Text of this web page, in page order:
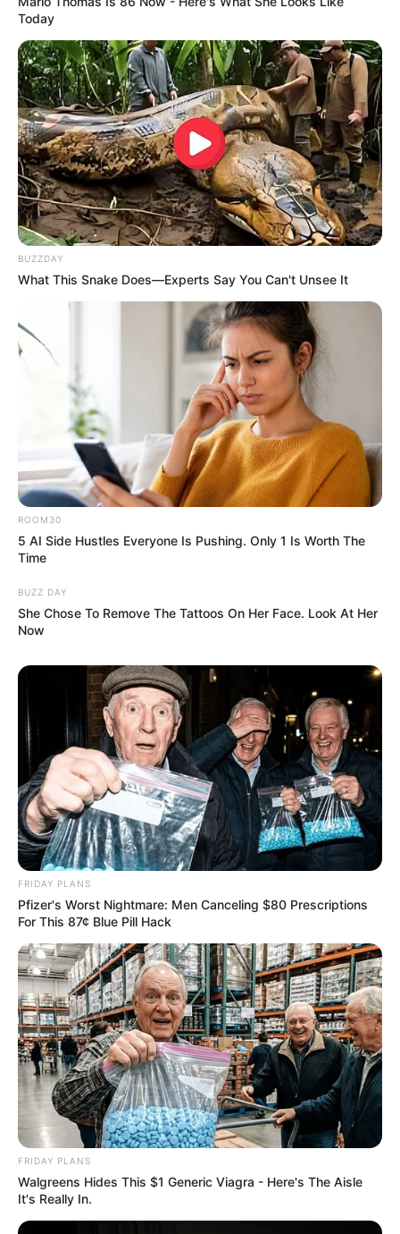
Today
BUZZDAY
What This Snake Does—Experts Say You Can't Unsee It
ROOM30
5 AI Side Hustles Everyone Is Pushing. Only 1 Is Worth The
Time
BUZZ DAY
She Chose To Remove The Tattoos On Her Face. Look At Her
Now
FRIDAY PLANS
Pfizer's Worst Nightmare: Men Canceling $80 Prescriptions
For This 87¢ Blue Pill Hack
FRIDAY PLANS
Walgreens Hides This $1 Generic Viagra - Here's The Aisle
It's Really In.